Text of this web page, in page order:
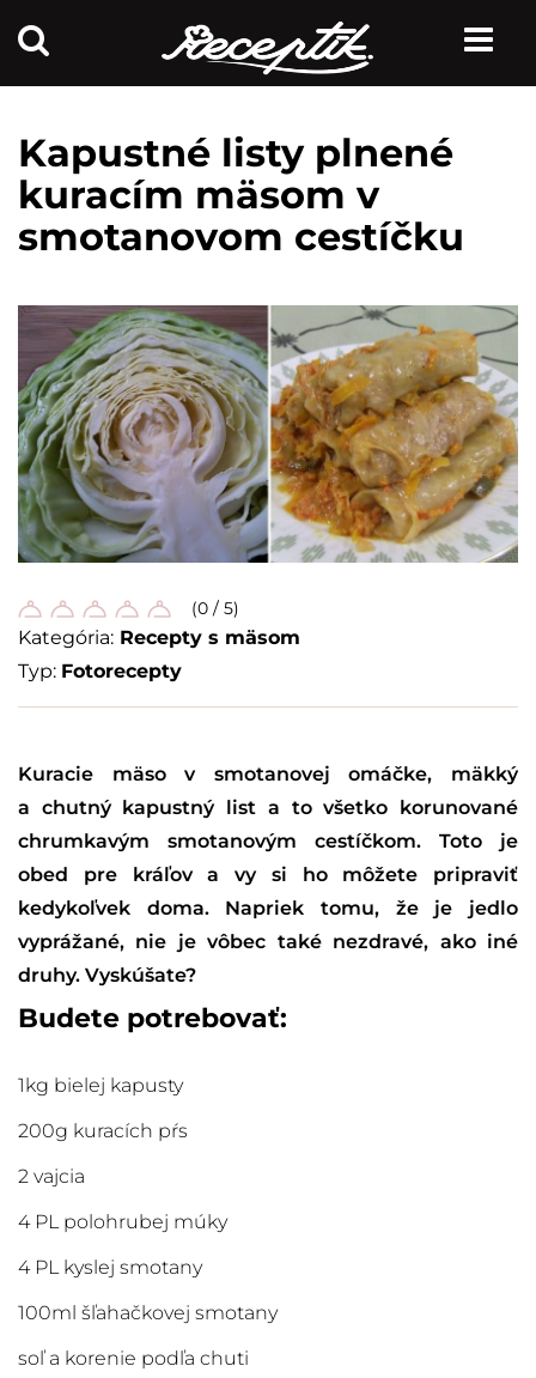
Kapustné listy plnené
kuracím mäsom v
smotanovom cestíčku
(0 / 5)
Kategória: Recepty s mäsom
Typ: Fotorecepty
Kuracie mäso v smotanovej omáčke, mäkký
a chutný kapustný list a to všetko korunované
chrumkavým smotanovým cestíčkom. Toto je
obed pre kráľov a vy si ho môžete pripraviť
kedykoľvek doma. Napriek tomu, že je jedlo
vyprážané, nie je vôbec také nezdravé, ako iné
druhy. Vyskúšate?
Budete potrebovať:
1kg bielej kapusty
200g kuracích pŕs
2 vajcia
4 PL polohrubej múky
4 PL kyslej smotany
100ml šľahačkovej smotany
soľ a korenie podľa chuti